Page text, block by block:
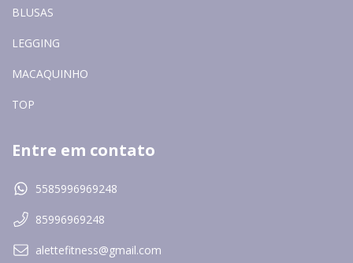
BLUSAS
LEGGING
MACAQUINHO
TOP
Entre em contato
5585996969248
85996969248
alettefitness@gmail.com